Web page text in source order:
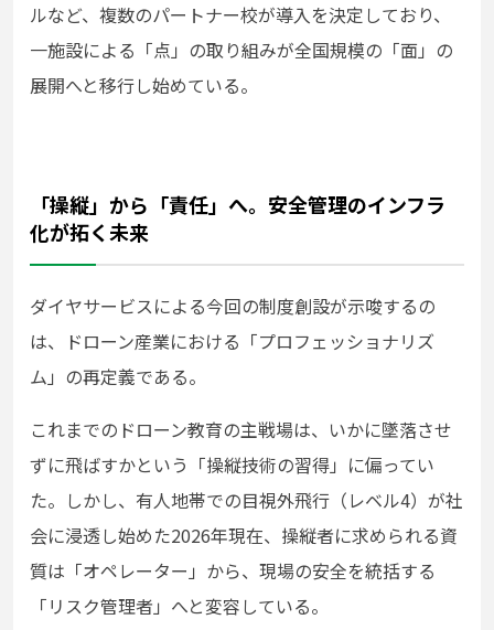
ルなど、複数のパートナー校が導入を決定しており、
一施設による「点」の取り組みが全国規模の「面」の
展開へと移行し始めている。
「操縦」から「責任」へ。安全管理のインフラ
化が拓く未来
ダイヤサービスによる今回の制度創設が示唆するの
は、ドローン産業における「プロフェッショナリズ
ム」の再定義である。
これまでのドローン教育の主戦場は、いかに墜落させ
ずに飛ばすかという「操縦技術の習得」に偏ってい
た。しかし、有人地帯での目視外飛行（レベル4）が社
会に浸透し始めた2026年現在、操縦者に求められる資
質は「オペレーター」から、現場の安全を統括する
「リスク管理者」へと変容している。